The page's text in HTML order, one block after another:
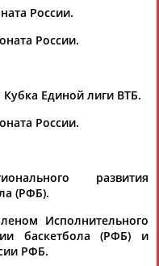
России.
России.
Единой лиги ВТБ.
России.
развития
(РФБ).
Исполнительного
баскетбола (РФБ) и
РФБ.